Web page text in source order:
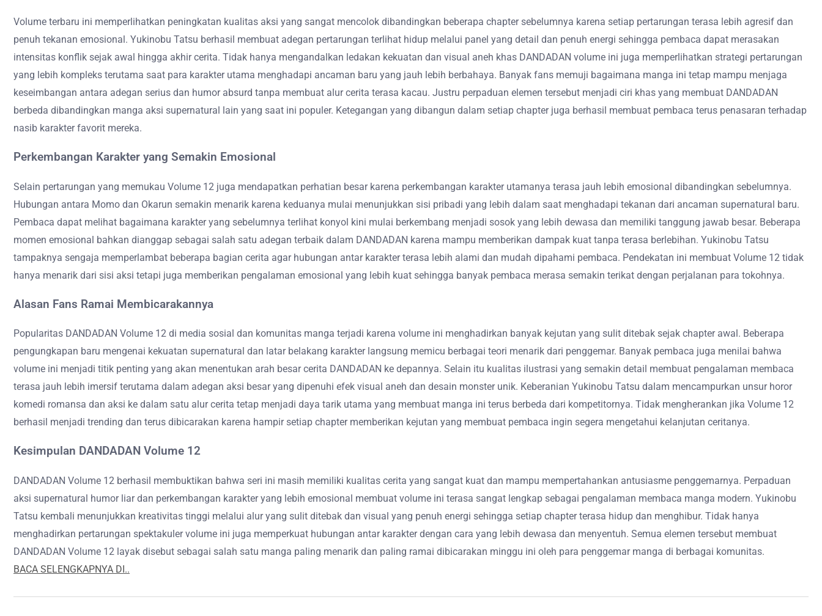
Volume terbaru ini memperlihatkan peningkatan kualitas aksi yang sangat mencolok dibandingkan beberapa chapter sebelumnya karena setiap pertarungan terasa lebih agresif dan
penuh tekanan emosional. Yukinobu Tatsu berhasil membuat adegan pertarungan terlihat hidup melalui panel yang detail dan penuh energi sehingga pembaca dapat merasakan
intensitas konflik sejak awal hingga akhir cerita. Tidak hanya mengandalkan ledakan kekuatan dan visual aneh khas DANDADAN volume ini juga memperlihatkan strategi pertarungan
yang lebih kompleks terutama saat para karakter utama menghadapi ancaman baru yang jauh lebih berbahaya. Banyak fans memuji bagaimana manga ini tetap mampu menjaga
keseimbangan antara adegan serius dan humor absurd tanpa membuat alur cerita terasa kacau. Justru perpaduan elemen tersebut menjadi ciri khas yang membuat DANDADAN
berbeda dibandingkan manga aksi supernatural lain yang saat ini populer. Ketegangan yang dibangun dalam setiap chapter juga berhasil membuat pembaca terus penasaran terhadap
nasib karakter favorit mereka.
Perkembangan Karakter yang Semakin Emosional
Selain pertarungan yang memukau Volume 12 juga mendapatkan perhatian besar karena perkembangan karakter utamanya terasa jauh lebih emosional dibandingkan sebelumnya.
Hubungan antara Momo dan Okarun semakin menarik karena keduanya mulai menunjukkan sisi pribadi yang lebih dalam saat menghadapi tekanan dari ancaman supernatural baru.
Pembaca dapat melihat bagaimana karakter yang sebelumnya terlihat konyol kini mulai berkembang menjadi sosok yang lebih dewasa dan memiliki tanggung jawab besar. Beberapa
momen emosional bahkan dianggap sebagai salah satu adegan terbaik dalam DANDADAN karena mampu memberikan dampak kuat tanpa terasa berlebihan. Yukinobu Tatsu
tampaknya sengaja memperlambat beberapa bagian cerita agar hubungan antar karakter terasa lebih alami dan mudah dipahami pembaca. Pendekatan ini membuat Volume 12 tidak
hanya menarik dari sisi aksi tetapi juga memberikan pengalaman emosional yang lebih kuat sehingga banyak pembaca merasa semakin terikat dengan perjalanan para tokohnya.
Alasan Fans Ramai Membicarakannya
Popularitas DANDADAN Volume 12 di media sosial dan komunitas manga terjadi karena volume ini menghadirkan banyak kejutan yang sulit ditebak sejak chapter awal. Beberapa
pengungkapan baru mengenai kekuatan supernatural dan latar belakang karakter langsung memicu berbagai teori menarik dari penggemar. Banyak pembaca juga menilai bahwa
volume ini menjadi titik penting yang akan menentukan arah besar cerita DANDADAN ke depannya. Selain itu kualitas ilustrasi yang semakin detail membuat pengalaman membaca
terasa jauh lebih imersif terutama dalam adegan aksi besar yang dipenuhi efek visual aneh dan desain monster unik. Keberanian Yukinobu Tatsu dalam mencampurkan unsur horor
komedi romansa dan aksi ke dalam satu alur cerita tetap menjadi daya tarik utama yang membuat manga ini terus berbeda dari kompetitornya. Tidak mengherankan jika Volume 12
berhasil menjadi trending dan terus dibicarakan karena hampir setiap chapter memberikan kejutan yang membuat pembaca ingin segera mengetahui kelanjutan ceritanya.
Kesimpulan DANDADAN Volume 12
DANDADAN Volume 12 berhasil membuktikan bahwa seri ini masih memiliki kualitas cerita yang sangat kuat dan mampu mempertahankan antusiasme penggemarnya. Perpaduan
aksi supernatural humor liar dan perkembangan karakter yang lebih emosional membuat volume ini terasa sangat lengkap sebagai pengalaman membaca manga modern. Yukinobu
Tatsu kembali menunjukkan kreativitas tinggi melalui alur yang sulit ditebak dan visual yang penuh energi sehingga setiap chapter terasa hidup dan menghibur. Tidak hanya
menghadirkan pertarungan spektakuler volume ini juga memperkuat hubungan antar karakter dengan cara yang lebih dewasa dan menyentuh. Semua elemen tersebut membuat
DANDADAN Volume 12 layak disebut sebagai salah satu manga paling menarik dan paling ramai dibicarakan minggu ini oleh para penggemar manga di berbagai komunitas.
BACA SELENGKAPNYA DI..